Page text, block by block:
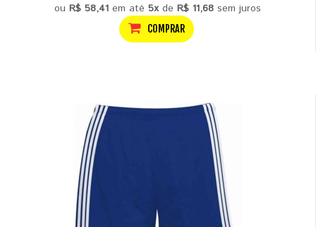
ou R$ 58,41 em até 5xde R$ 11,68 sem juros
COMPRAR